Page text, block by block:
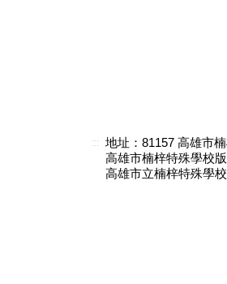
:::
地址：81157 高雄市
高雄市楠梓特殊學校
高雄市立楠梓特殊學